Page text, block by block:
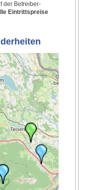
der Betreiber-
Eintrittspreise